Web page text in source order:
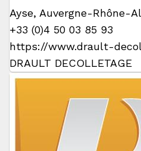
Ayse, Auvergne-Rhône-
+33 (0)4 50 03 85 93
https://www.drault-
DRAULT DECOLLETAGE